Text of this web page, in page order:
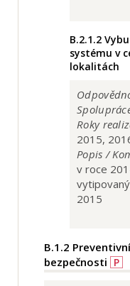
B.2.1.2
systému v
lokalitách
Roky
2015,
Popis /
v roce
2015
B.1.2
bezpečnosti P